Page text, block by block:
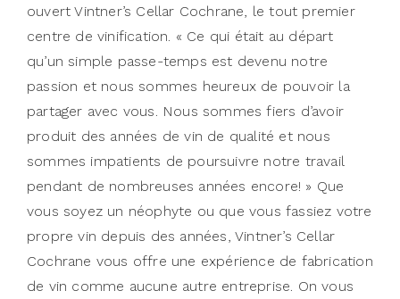
ouvert Vintner’s Cellar Cochrane, le tout premier
centre de vinification. « Ce qui était au départ
qu’un simple passe-temps est devenu notre
passion et nous sommes heureux de pouvoir la
partager avec vous. Nous sommes fiers d’avoir
produit des années de vin de qualité et nous
sommes impatients de poursuivre notre travail
pendant de nombreuses années encore! » Que
vous soyez un néophyte ou que vous fassiez votre
propre vin depuis des années, Vintner’s Cellar
Cochrane vous offre une expérience de fabrication
de vin comme aucune autre entreprise. On vous